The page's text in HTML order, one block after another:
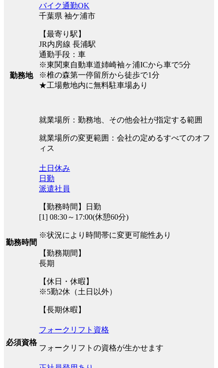
勤務地
バイク通勤OK
千葉県 袖ケ浦市
【最寄り駅】
JR内房線 長浦駅
通勤手段：車
※東関東自動車道姉崎袖ヶ浦ICから車で5分
※椎の森第一停留所から徒歩で1分
★工場敷地内に無料駐車場あり
就業場所：勤務地、その他会社が指定する範囲
就業場所の変更範囲：会社の定めるすべてのオフ
ィス
勤務時間
土日休み
日勤
派遣社員
【勤務時間】日勤
[1] 08:30～17:00(休憩60分)
※状況により時間帯に変更可能性あり
【勤務期間】
長期
【休日・休暇】
※5勤2休（土日以外）
【長期休暇】
必須資格
フォークリフト資格
フォークリフトの資格が生かせます